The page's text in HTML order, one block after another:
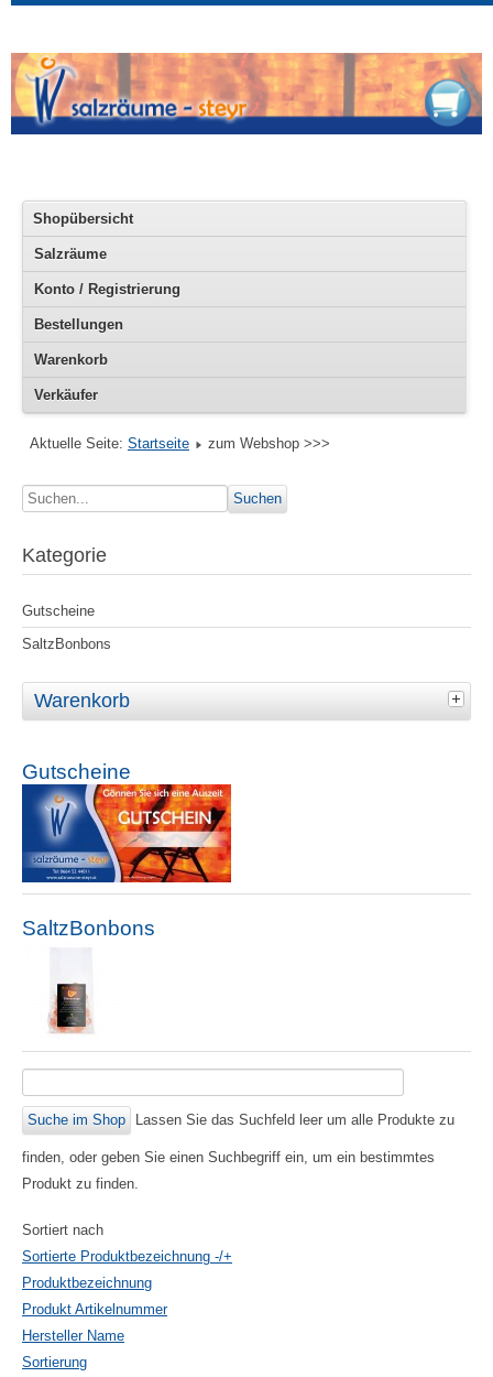
Shopübersicht
Salzräume
Konto / Registrierung
Bestellungen
Warenkorb
Verkäufer
Aktuelle Seite: Startseite zum Webshop >>>
Kategorie
Gutscheine
SaltzBonbons
Warenkorb
Gutscheine
SaltzBonbons
Lassen Sie das Suchfeld leer um alle Produkte zu
finden, oder geben Sie einen Suchbegriff ein, um ein bestimmtes
Produkt zu finden.
Sortiert nach
Sortierte Produktbezeichnung -/+
Produktbezeichnung
Produkt Artikelnummer
Hersteller Name
Sortierung